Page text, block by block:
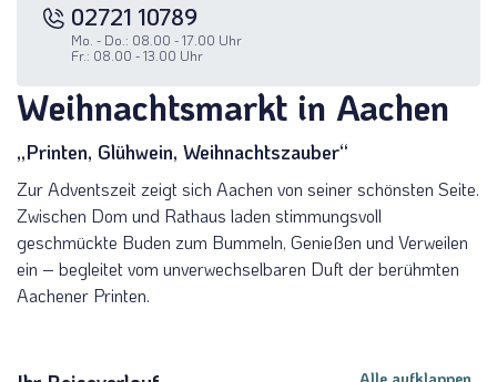
Weihnachtsmarkt in Aachen
„Printen, Glühwein, Weihnachtszauber“
Zur Adventszeit zeigt sich Aachen von seiner schönsten Seite.
Zwischen Dom und Rathaus laden stimmungsvoll
geschmückte Buden zum Bummeln, Genießen und Verweilen
ein – begleitet vom unverwechselbaren Duft der berühmten
Aachener Printen.
02721 10789
Mo. - Do.: 08.00 - 17.00 Uhr
Fr.: 08.00 - 13.00 Uhr